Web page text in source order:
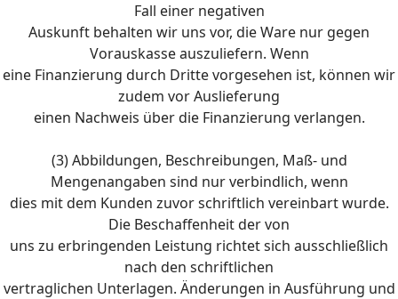
Fall einer negativen
Auskunft behalten wir uns vor, die Ware nur gegen
Vorauskasse auszuliefern. Wenn
eine Finanzierung durch Dritte vorgesehen ist, können wir
zudem vor Auslieferung
einen Nachweis über die Finanzierung verlangen.
(3) Abbildungen, Beschreibungen, Maß- und
Mengenangaben sind nur verbindlich, wenn
dies mit dem Kunden zuvor schriftlich vereinbart wurde.
Die Beschaffenheit der von
uns zu erbringenden Leistung richtet sich ausschließlich
nach den schriftlichen
vertraglichen Unterlagen. Änderungen in Ausführung und